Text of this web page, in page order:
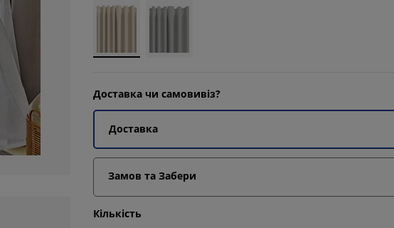
Доставка чи самовивіз?
Доставка
Замов та Забери
Кількість